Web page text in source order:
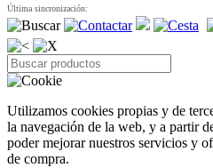
Última sincronización:
Utilizamos cookies propias y de
la navegación de la web, y a partir
poder mejorar nuestros servicios y
de compra.